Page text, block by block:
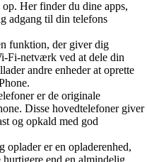
Her finder du dine apps,
adgang til din telefons
funktion, der giver dig
Fi-netværk ved at dele din
andre enheder at oprette
er de originale
Disse hovedtelefoner giver
og opkald med god
oplader er en opladerenhed,
end en almindelig